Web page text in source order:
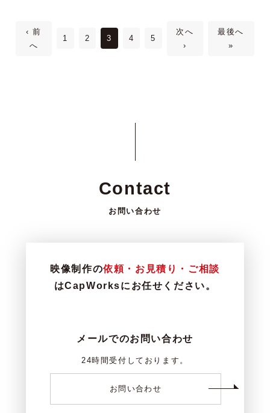
‹ 前
へ
1 2 3 4 5
次へ
›
最後へ
»
Contact
お問い合わせ
映像制作の依頼・お見積り・ご相談
はCapWorksにお任せください。
メールでのお問い合わせ
24時間受付しております。
お問い合わせ